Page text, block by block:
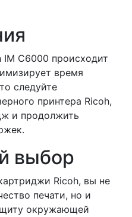
C6000 происходит
время
следуйте
принтера Ricoh,
и продолжить
выбор
Ricoh, вы не
печати, но и
окружающей